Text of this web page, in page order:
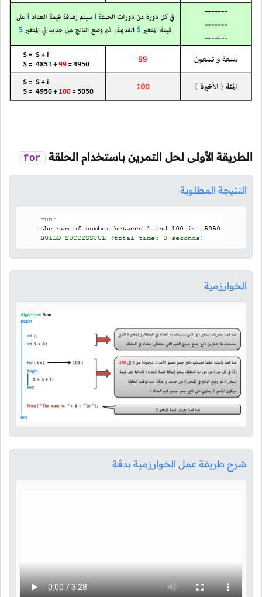
الطريقة الأولى لحل التمرين باستخدام الحلقة for
النتيجة المطلوبة
الخوارزمية
شرح طريقة عمل الخوارزمية بدقة